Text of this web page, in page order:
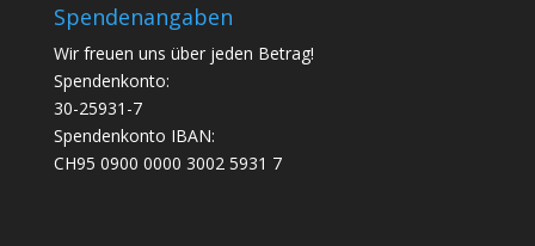
Spendenangaben
Wir freuen uns über jeden Betrag!
Spendenkonto:
30-25931-7
Spendenkonto IBAN:
CH95 0900 0000 3002 5931 7